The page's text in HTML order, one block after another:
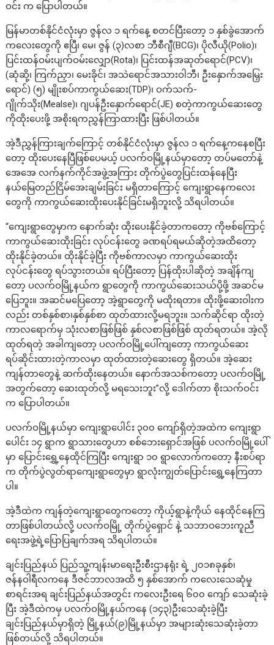
ဝင်း က ပြောပါတယ်။
မြန်မာတစ်နိုင်ငံလုံးမှာ ဇွန်လ ၁ ရက်နေ့ စတင်ပြီးတော့ ၁ နှစ်ခွဲအောက်
ကလေးတွေကို ဧပြီ၊ မေ၊ ဇွန် (၃)လစာ ဘီစီဂျီ(BCG)၊ ပိုလီယို(Polio)၊
ပြင်းထန်ဝမ်းပျက်ဝမ်းလျှော(Rota)၊ ပြင်းထန်အဆုတ်ရောင်(PCV)၊
(ဆုံဆို့၊ ကြက်ညှာ၊ မေးခိုင်၊ အသဲရောင်အသားဝါဘီ၊ ဦးနှောက်အမြှေး
ရောင်) (၅) မျိုးစပ်ကာကွယ်ဆေး(TDP)၊ ဝက်သက်-
ဂျိုက်သိုး(Mealse)၊ ဂျပန်ဦးနှောက်ရောင်(JE) စတဲ့ကာကွယ်ဆေးတွေ
ကိုထိုးပေးဖို့ အစိုးရကညွှန်ကြာထားပြီး ဖြစ်ပါတယ်။
အဲ့ဒီညွှန်ကြားချက်ကြောင့် တစ်နိုင်ငံလုံးမှာ ဇွန်လ ၁ ရက်နေ့ကနေစပြီး
တော့ ထိုးပေးနေပြီဖြစ်ပေမယ့် ပလက်ဝမြို့နယ်မှာတော့ တပ်မတော်နဲ့
အေအေ လက်နက်ကိုင်အဖွဲ့အကြား တိုက်ပွဲတွေပြင်းထန်နေပြီး
နယ်မြေတည်ငြိမ်အေးချမ်းခြင်း မရှိတာကြောင့် ကျေးရွာနေကလေး
တွေကို ကာကွယ်ဆေးထိုးပေးနိုင်ခြင်းမရှိဘူးလို့ သိရပါတယ်။
“ကျေးရွာတွေမှာက နောက်ဆုံး ထိုးပေးနိုင်ခဲ့တာကတော့ ကိုဗစ်ကြောင့်
ကာကွယ်ဆေးထိုးခြင်း လုပ်ငန်းတွေ ခဏရပ်ရမယ်ဆိုတဲ့အထိတော့
ထိုးနိုင်ခဲ့တယ်။ ထိုးနိုင်ခဲ့ပြီး ကိုဗစ်ကာလမှာ ကာကွယ်ဆေးထိုး
လုပ်ငန်းတွေ ရပ်သွားတယ်။ ရပ်ပြီးတော့ ပြန်ထိုးပါဆိုတဲ့ အချိန်ကျ
တော့ ပလက်ဝမြို့နယ်က ရွာတွေကို ကာကွယ်ဆေးသယ်ပို့ဖို့ အဆင်မ
ပြေဘူး။ အဆင်မပြေတော့ အဲ့ရွာတွေကို မထိုးရတာ။ ထိုးဖို့ဆေးဝါးက
လည်း တစ်နှစ်စာ၊နှစ်နှစ်စာ ထုတ်ထားလို့မရဘူး။ သက်ဆိုင်ရာ ထိုးတဲ့
ကာလရောက်မှ သုံးလစာဖြစ်ဖြစ် နှစ်လစာဖြစ်ဖြစ် ထုတ်ရတယ်။ အဲ့လို
ထုတ်ရတဲ့ အခါကျတော့ ပလက်ဝမြို့ပေါ်ကျတော့ ကာကွယ်ဆေး
ရပ်ဆိုင်းထားတဲ့ကာလမှာ ထုတ်ထားတဲ့ဆေးတွေ ရှိတယ်။ အဲ့ဆေး
ကျန်တာတွေနဲ့ ဆက်ထိုးနေတယ်။ နောက်အသစ်ကတော့ ပလက်ဝမြို့
အတွက်တော့ ဆေးထုတ်လို့ မရသေးဘူး”လို့ ဒေါက်တာ စိုးသက်ဝင်း
က ပြောပါတယ်။
ပလက်ဝမြို့နယ်မှာ ကျေးရွာပေါင်း ၃၀၀ ကျော်ရှိတဲ့အထဲက ကျေးရွာ
ပေါင်း ၁၄ ရွာက ရွာသားတွေဟာ စစ်ဘေးရှောင်အဖြစ် ပလက်ဝမြို့ပေါ်
မှာ ပြောင်းရွှေ့နေထိုင်ကြပြီး ကျေးရွာ ၁၀ ရွာလောက်ကတော့ နီးစပ်ရာ
က တိုက်ပွဲလွတ်ရာကျေးရွာတွေမှာ ရွာလုံးကျွတ်ပြောင်းရွှေ့နေကြတာ
ပါ။
အဲ့ဒီထဲက ကျန်တဲ့ကျေးရွာတွေကတော့ ကိုယ့်ရွာနဲ့ကိုယ် နေထိုင်နေကြ
တာဖြစ်ပါတယ်လို့ ပလက်ဝမြို့ တိုက်ပွဲရှောင် နဲ့ သဘာဝဘေးကူညီ
ရေးအဖွဲ့ရဲ့ပြောပြချက်အရ သိရပါတယ်။
ချင်းပြည်နယ် ပြည်သူ့ကျန်းမာရေးဦးစီးဌာနရုံး ရဲ့ ၂၀၁၈ခုနှစ်၊
ဇန်နဝါရီလကနေ ဒီဇင်ဘာလအထိ ၅ နှစ်အောက် ကလေးသေဆုံမှု
စာရင်းအရ ချင်းပြည်နယ်အတွင်း ကလေးဦးရေ ၆၀၀ ကျော် သေဆုံးခဲ့
ပြီး အဲ့ဒီထဲကမှ ပလက်ဝမြို့နယ်ကနေ (၁၄၃)ဦးသေဆုံးခဲ့ပြီး
ချင်းပြည်နယ်မှာရှိတဲ့ မြို့နယ်(၉)မြို့နယ်မှာ အများဆုံးသေဆုံးခဲ့တာ
ဖြစ်တယ်လို့ သိရပါတယ်။